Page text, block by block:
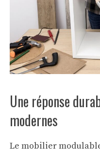
Une réponse
modernes
Le mobilier